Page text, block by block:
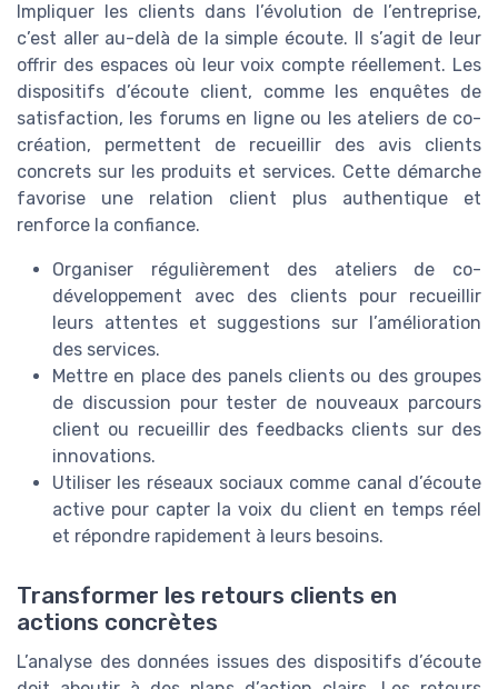
Impliquer les clients dans l’évolution de l’entreprise,
c’est aller au-delà de la simple écoute. Il s’agit de leur
offrir des espaces où leur voix compte réellement. Les
dispositifs d’écoute client, comme les enquêtes de
satisfaction, les forums en ligne ou les ateliers de co-
création, permettent de recueillir des avis clients
concrets sur les produits et services. Cette démarche
favorise une relation client plus authentique et
renforce la confiance.
Organiser régulièrement des ateliers de co-
développement avec des clients pour recueillir
leurs attentes et suggestions sur l’amélioration
des services.
Mettre en place des panels clients ou des groupes
de discussion pour tester de nouveaux parcours
client ou recueillir des feedbacks clients sur des
innovations.
Utiliser les réseaux sociaux comme canal d’écoute
active pour capter la voix du client en temps réel
et répondre rapidement à leurs besoins.
Transformer les retours clients en
actions concrètes
L’analyse des données issues des dispositifs d’écoute